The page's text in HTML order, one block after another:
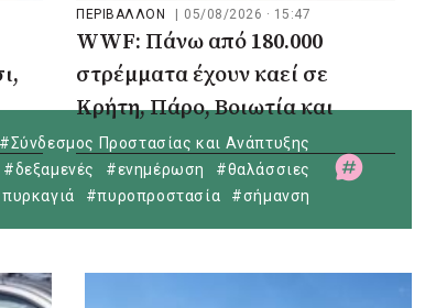
ΠΕΡΙΒΑΛΛΟΝ 05/08/2026 · 15:47
WWF: Πάνω από 180.000
στρέμματα έχουν καεί σε
Κρήτη, Πάρο, Βοιωτία και
δυτική Αττική
#Σύνδεσμος Προστασίας και Ανάπτυξης
#δεξαμενές #ενημέρωση
#θαλάσσιες
#πυροπροστασία #σήμανση